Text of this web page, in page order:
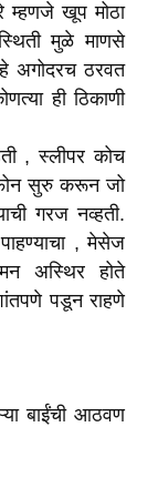
म्हणजे खूप मोठा
मुळे माणसे
अगोदरच ठरवत
ही ठिकाणी
, स्लीपर कोच
सुरु करून जो
गरज नव्हती.
, मेसेज
अस्थिर होते
पडून राहणे
बाईंची आठवण